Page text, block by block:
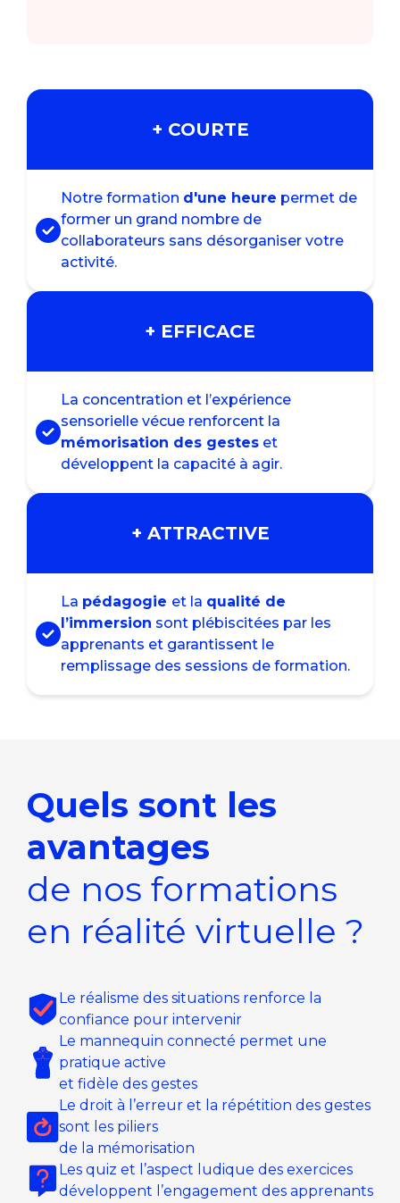
+ COURTE
Notre formation d'une heure permet de
former un grand nombre de
collaborateurs sans désorganiser votre
activité.
+ EFFICACE
La concentration et l’expérience
sensorielle vécue renforcent la
mémorisation des gestes et
développent la capacité à agir.
+ ATTRACTIVE
La pédagogie et la qualité de
l’immersion sont plébiscitées par les
apprenants et garantissent le
remplissage des sessions de formation.
Quels sont les
avantages
de nos formations
en réalité virtuelle ?
Le réalisme des situations renforce la
confiance pour intervenir
Le mannequin connecté permet une
pratique active
et fidèle des gestes
Le droit à l’erreur et la répétition des gestes
sont les piliers
de la mémorisation
Les quiz et l’aspect ludique des exercices
développent l’engagement des apprenants